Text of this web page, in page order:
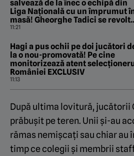
salvează de la înec o echipă din
Liga Națională cu un împrumut
masă! Gheorghe Tadici se
„Nu este normal”. EXCLUSIV
11:21
Hagi a pus ochii pe doi jucători
la o nou-promovată! Pe cine
monitorizează atent
României EXCLUSIV
11:13
După ultima lovitură, jucătorii
prăbușit pe teren. Unii și-au
rămas nemișcați sau chiar au
timp ce colegii și membrii